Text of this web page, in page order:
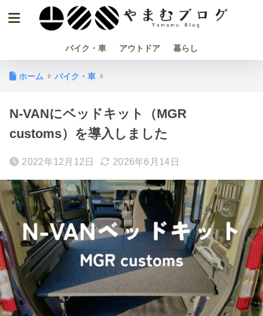
バイク・車 アウトドア 暮らし
ホーム バイク・車
N-VANにベッドキット（MGR
customs）を導入しました
2022年12月12日 2026年6月14日